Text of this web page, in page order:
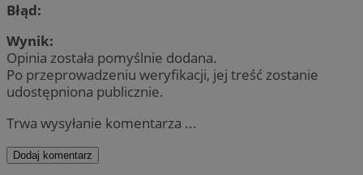
Błąd:
Wynik:
Opinia została pomyślnie dodana.
Po przeprowadzeniu weryfikacji, jej treść zostanie
udostępniona publicznie.
Trwa wysyłanie komentarza ...
Dodaj komentarz